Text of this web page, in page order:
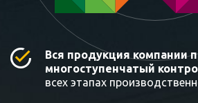
Вся продукция компании
многоступенчатый
всех этапах